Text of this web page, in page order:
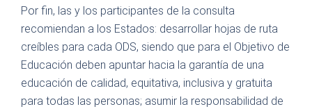
Por fin, las y los participantes de la consulta
recomiendan a los Estados: desarrollar hojas de ruta
creíbles para cada ODS, siendo que para el Objetivo de
Educación deben apuntar hacia la garantía de una
educación de calidad, equitativa, inclusiva y gratuita
para todas las personas; asumir la responsabilidad de